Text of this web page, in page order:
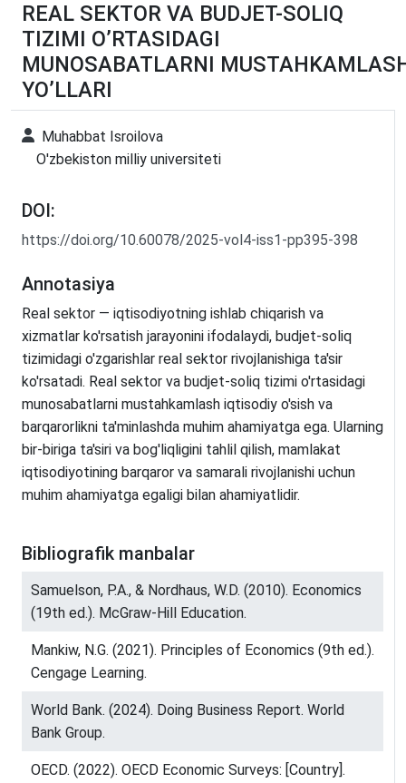
REAL SEKTOR VA BUDJET-SOLIQ
TIZIMI O’RTASIDAGI
MUNOSABATLARNI
YO’LLARI
Muhabbat Isroilova
O'zbekiston milliy universiteti
DOI:
https://doi.org/10.60078/2025-vol4-iss1-pp395-398
Annotasiya
Real sektor — iqtisodiyotning ishlab chiqarish va
xizmatlar ko'rsatish jarayonini ifodalaydi, budjet-soliq
tizimidagi o'zgarishlar real sektor rivojlanishiga ta'sir
ko'rsatadi. Real sektor va budjet-soliq tizimi o'rtasidagi
munosabatlarni mustahkamlash iqtisodiy o'sish va
barqarorlikni ta'minlashda muhim ahamiyatga ega. Ularning
bir-biriga ta'siri va bog'liqligini tahlil qilish, mamlakat
iqtisodiyotining barqaror va samarali rivojlanishi uchun
muhim ahamiyatga egaligi bilan ahamiyatlidir.
Bibliografik manbalar
Samuelson, P.A., & Nordhaus, W.D. (2010). Economics
(19th ed.). McGraw-Hill Education.
Mankiw, N.G. (2021). Principles of Economics (9th ed.).
Cengage Learning.
World Bank. (2024). Doing Business Report. World
Bank Group.
OECD. (2022). OECD Economic Surveys: [Country].